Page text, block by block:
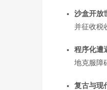
沙盒开放
并征收税
程序化遭
地克服障
复古与现